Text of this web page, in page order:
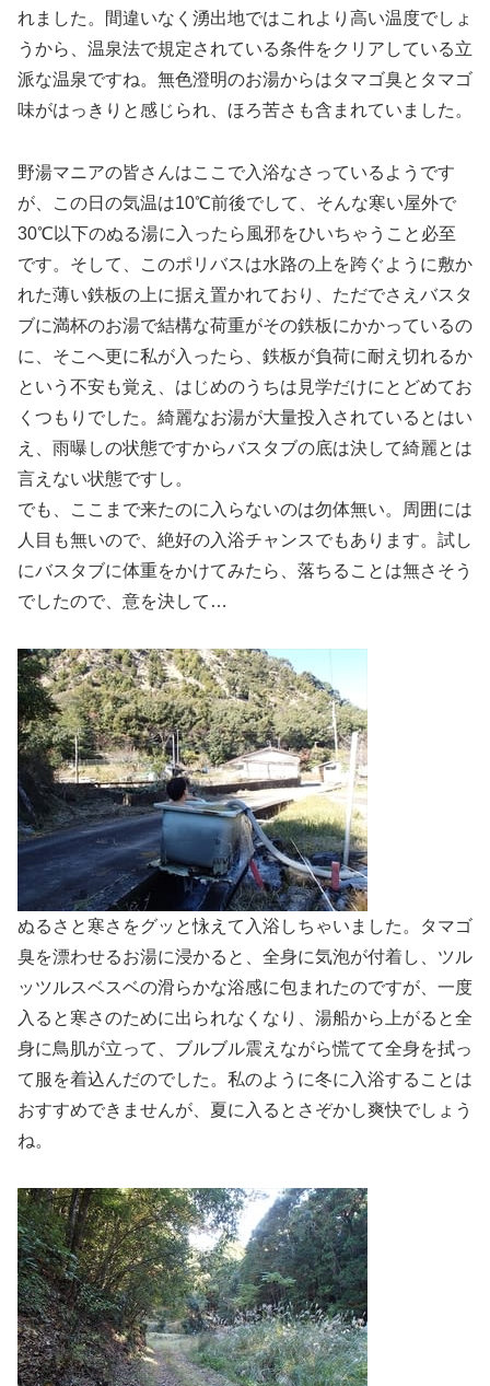
れました。間違いなく湧出地ではこれより高い温度でしょ
うから、温泉法で規定されている条件をクリアしている立
派な温泉ですね。無色澄明のお湯からはタマゴ臭とタマゴ
味がはっきりと感じられ、ほろ苦さも含まれていました。
野湯マニアの皆さんはここで入浴なさっているようです
が、この日の気温は10℃前後でして、そんな寒い屋外で
30℃以下のぬる湯に入ったら風邪をひいちゃうこと必至
です。そして、このポリバスは水路の上を跨ぐように敷か
れた薄い鉄板の上に据え置かれており、ただでさえバスタ
ブに満杯のお湯で結構な荷重がその鉄板にかかっているの
に、そこへ更に私が入ったら、鉄板が負荷に耐え切れるか
という不安も覚え、はじめのうちは見学だけにとどめてお
くつもりでした。綺麗なお湯が大量投入されているとはい
え、雨曝しの状態ですからバスタブの底は決して綺麗とは
言えない状態ですし。
でも、ここまで来たのに入らないのは勿体無い。周囲には
人目も無いので、絶好の入浴チャンスでもあります。試し
にバスタブに体重をかけてみたら、落ちることは無さそう
でしたので、意を決して…
ぬるさと寒さをグッと怺えて入浴しちゃいました。タマゴ
臭を漂わせるお湯に浸かると、全身に気泡が付着し、ツル
ッツルスベスベの滑らかな浴感に包まれたのですが、一度
入ると寒さのために出られなくなり、湯船から上がると全
身に鳥肌が立って、ブルブル震えながら慌てて全身を拭っ
て服を着込んだのでした。私のように冬に入浴することは
おすすめできませんが、夏に入るとさぞかし爽快でしょう
ね。